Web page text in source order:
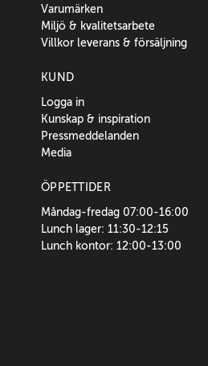
Varumärken
Miljö & kvalitetsarbete
Villkor leverans & försäljning
KUND
Logga in
Kunskap & inspiration
Pressmeddelanden
Media
ÖPPETTIDER
Måndag-fredag 07:00-16:00
Lunch lager: 11:30-12:15
Lunch kontor: 12:00-13:00